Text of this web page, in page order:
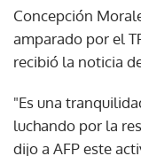
Concepción
amparado por el
recibió la noticia
"Es una
luchando por la
dijo a AFP este